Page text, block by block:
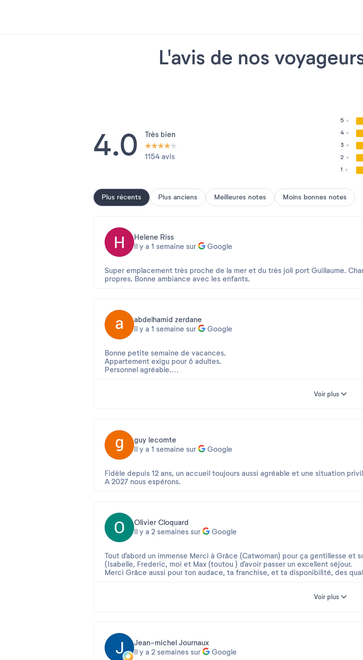
L'avis de nos
4.0 Très bien
1154 avis
5
4
3
2
1
Plus récents Plus anciens Meilleures notes Moins bonnes notes
Helene Riss
Il y a 1 semaine sur
Google
Super emplacement très proche de la mer et du très joli port Guillaume.
propres. Bonne ambiance avec les enfants.
abdelhamid zerdane
Il y a 1 semaine sur
Google
Bonne petite semaine de vacances.
Appartement exigu pour 6 adultes.
Personnel agréable.
Voir plus
guy lecomte
Il y a 1 semaine sur
Google
Fidèle depuis 12 ans, un accueil toujours aussi agréable et une situation
A 2027 nous espérons.
Olivier Cloquard
Il y a 2 semaines sur
Google
Tout d'abord un immense Merci à Grâce (Catwoman) pour ça gentillesse et son accueil avec un grand sourire. Cela
(Isabelle, Frederic, moi et Max (toutou ) d'avoir passer un excellent séjour.
Merci Grâce aussi pour ton audace, ta franchise, et ta disponibilité, des
Voir plus
Jean-michel Journaux
Il y a 2 semaines sur
Google